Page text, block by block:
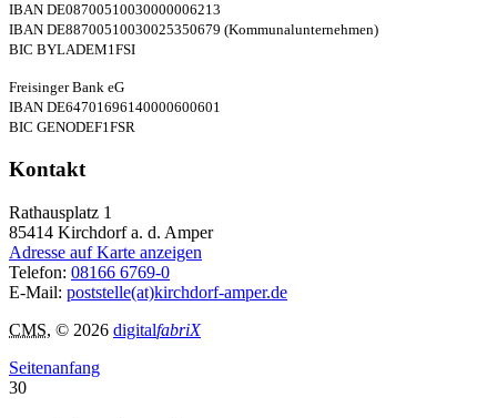
IBAN DE08700510030000006213
IBAN DE88700510030025350679 (Kommunalunternehmen)
BIC BYLADEM1FSI
Freisinger Bank eG
IBAN DE64701696140000600601
BIC GENODEF1FSR
Kontakt
Rathausplatz 1
85414 Kirchdorf a. d. Amper
Adresse auf Karte anzeigen
Telefon: 08166 6769-0
E-Mail: poststelle(at)kirchdorf-amper.de
CMS, © 2026 digitalfabriX
Seitenanfang
30